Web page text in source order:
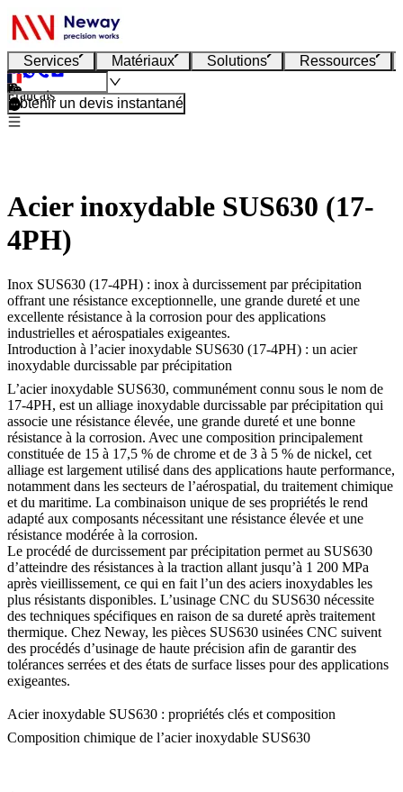
Services Matériaux Solutions Ressources
Français
Obtenir un devis instantané
Acier inoxydable SUS630 (17-
4PH)
Inox SUS630 (17-4PH) : inox à durcissement par précipitation
offrant une résistance exceptionnelle, une grande dureté et une
excellente résistance à la corrosion pour des applications
industrielles et aérospatiales exigeantes.
Introduction à l’acier inoxydable SUS630 (17-4PH) : un acier
inoxydable durcissable par précipitation
L’acier inoxydable SUS630, communément connu sous le nom de
17-4PH, est un alliage inoxydable durcissable par précipitation qui
associe une résistance élevée, une grande dureté et une bonne
résistance à la corrosion. Avec une composition principalement
constituée de 15 à 17,5 % de chrome et de 3 à 5 % de nickel, cet
alliage est largement utilisé dans des applications haute performance,
notamment dans les secteurs de l’aérospatial, du traitement chimique
et du maritime. La combinaison unique de ses propriétés le rend
adapté aux composants nécessitant une résistance élevée et une
résistance modérée à la corrosion.
Le procédé de durcissement par précipitation permet au SUS630
d’atteindre des résistances à la traction allant jusqu’à 1 200 MPa
après vieillissement, ce qui en fait l’un des aciers inoxydables les
plus résistants disponibles. L’usinage CNC du SUS630 nécessite
des techniques spécifiques en raison de sa dureté après traitement
thermique. Chez Neway, les pièces SUS630 usinées CNC suivent
des procédés d’usinage de haute précision afin de garantir des
tolérances serrées et des états de surface lisses pour des applications
exigeantes.
Acier inoxydable SUS630 : propriétés clés et composition
Composition chimique de l’acier inoxydable SUS630